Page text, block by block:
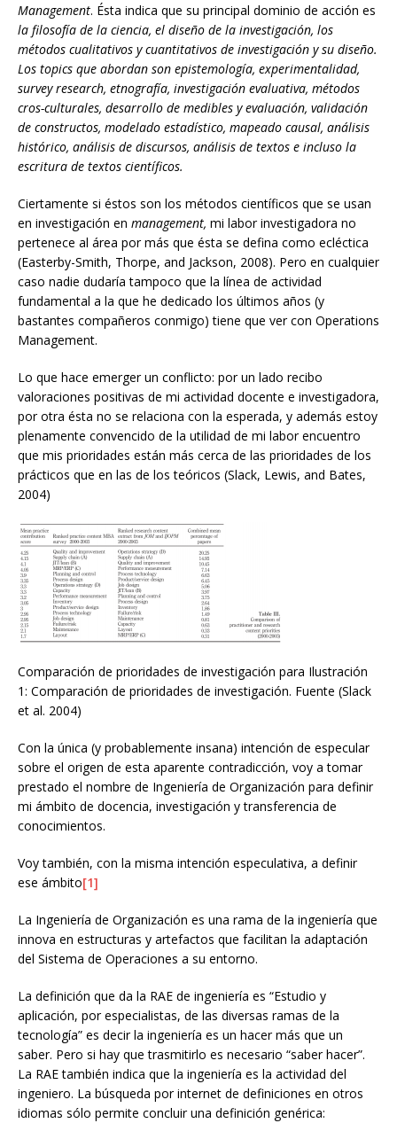
Management. Ésta indica que su principal dominio de acción es
la filosofía de la ciencia, el diseño de la investigación, los
métodos cualitativos y cuantitativos de investigación y su diseño.
Los topics que abordan son epistemología, experimentalidad,
survey research, etnografía, investigación evaluativa, métodos
cros-culturales, desarrollo de medibles y evaluación, validación
de constructos, modelado estadístico, mapeado causal, análisis
histórico, análisis de discursos, análisis de textos e incluso la
escritura de textos científicos.
Ciertamente si éstos son los métodos científicos que se usan
en investigación en management, mi labor investigadora no
pertenece al área por más que ésta se defina como ecléctica
(Easterby-Smith, Thorpe, and Jackson, 2008). Pero en cualquier
caso nadie dudaría tampoco que la línea de actividad
fundamental a la que he dedicado los últimos años (y
bastantes compañeros conmigo) tiene que ver con Operations
Management.
Lo que hace emerger un conflicto: por un lado recibo
valoraciones positivas de mi actividad docente e investigadora,
por otra ésta no se relaciona con la esperada, y además estoy
plenamente convencido de la utilidad de mi labor encuentro
que mis prioridades están más cerca de las prioridades de los
prácticos que en las de los teóricos (Slack, Lewis, and Bates,
2004)
Comparación de prioridades de investigación para Ilustración
1: Comparación de prioridades de investigación. Fuente (Slack
et al. 2004)
Con la única (y probablemente insana) intención de especular
sobre el origen de esta aparente contradicción, voy a tomar
prestado el nombre de Ingeniería de Organización para definir
mi ámbito de docencia, investigación y transferencia de
conocimientos.
Voy también, con la misma intención especulativa, a definir
ese ámbito[1]
La Ingeniería de Organización es una rama de la ingeniería que
innova en estructuras y artefactos que facilitan la adaptación
del Sistema de Operaciones a su entorno.
La definición que da la RAE de ingeniería es “Estudio y
aplicación, por especialistas, de las diversas ramas de la
tecnología” es decir la ingeniería es un hacer más que un
saber. Pero si hay que trasmitirlo es necesario “saber hacer”.
La RAE también indica que la ingeniería es la actividad del
ingeniero. La búsqueda por internet de definiciones en otros
idiomas sólo permite concluir una definición genérica: